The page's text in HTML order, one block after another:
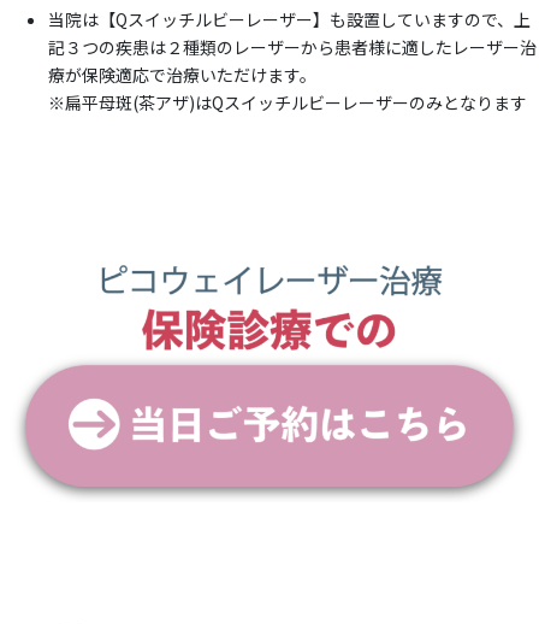
当院は【Qスイッチルビーレーザー】も設置していますので、上
記３つの疾患は２種類のレーザーから患者様に適したレーザー治
療が保険適応で治療いただけます。
※扁平母斑(茶アザ)はQスイッチルビーレーザーのみとなります